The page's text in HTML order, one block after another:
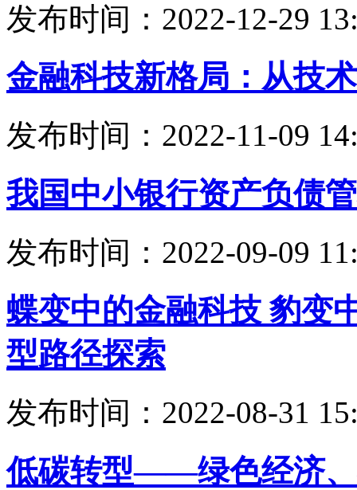
发布时间：2022-12-29
金融科技新格局：从技
发布时间：2022-11-09
我国中小银行资产负债
发布时间：2022-09-09
蝶变中的金融科技 豹
型路径探索
发布时间：2022-08-31
低碳转型——绿色经济